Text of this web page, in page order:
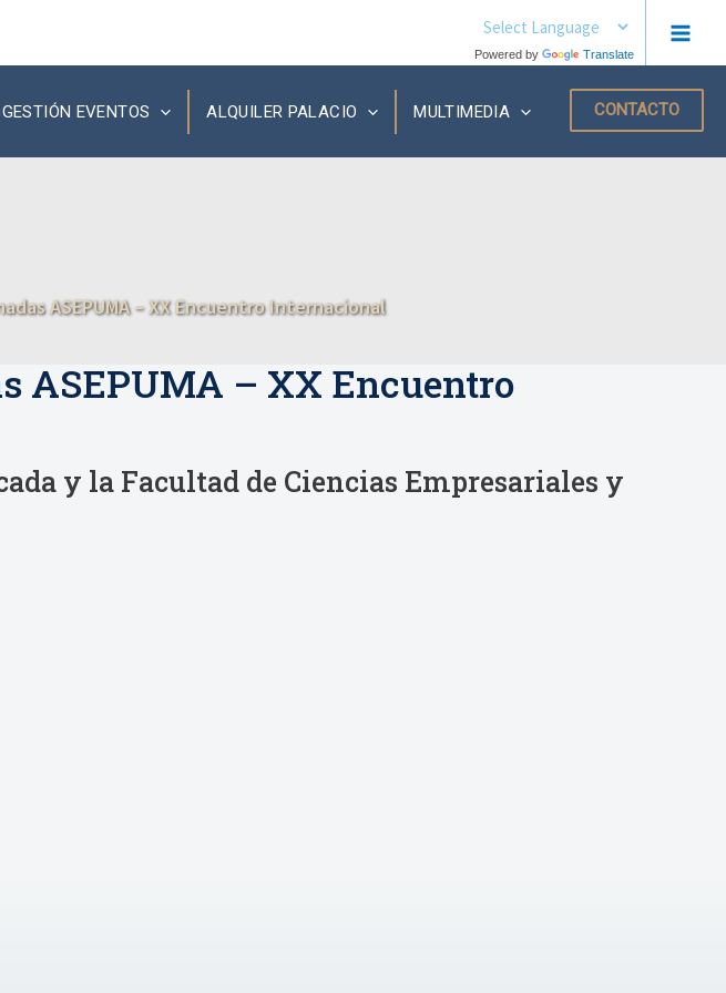
Powered by Translate
GESTIÓN EVENTOS ALQUILER PALACIO MULTIMEDIA CONTACTO
ASEPUMA – XX Encuentro Internacional
ASEPUMA – XX Encuentro
y la Facultad de Ciencias Empresariales y